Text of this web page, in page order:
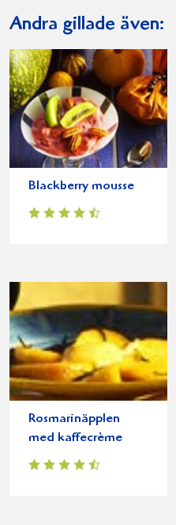
Andra gillade även:
Blackberry mousse
Rosmarinäpplen
med kaffecrème